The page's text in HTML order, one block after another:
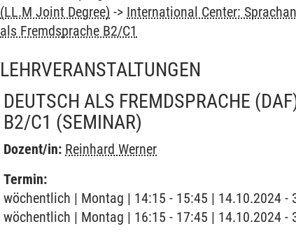
(LL.M Joint Degree) -> International Center:
als Fremdsprache B2/C1
LEHRVERANSTALTUNGEN
DEUTSCH ALS FREMDSPRACHE
B2/C1 (SEMINAR)
Dozent/in: Reinhard Werner
Termin:
wöchentlich | Montag | 14:15 - 15:45 | 14.10.2024 -
wöchentlich | Montag | 16:15 - 17:45 | 14.10.2024 -